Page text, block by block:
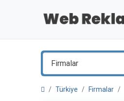
Firmalar
Türkiye Firmalar